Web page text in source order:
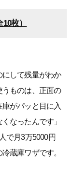
枚）
にして残量がわか
ものは、正面の
がパッと目に入
なったんです」
で月3万5000円
蔵庫ワザです。